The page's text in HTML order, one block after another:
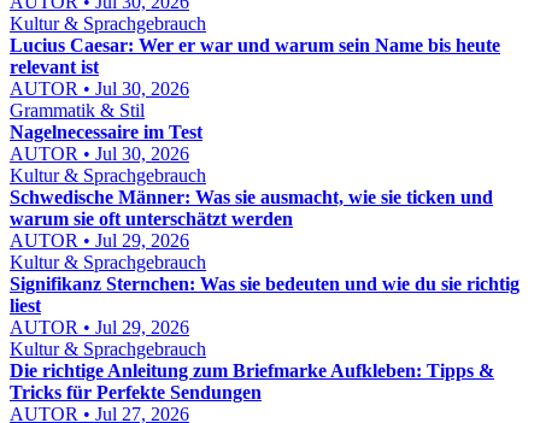
Kultur & Sprachgebrauch
Lucius Caesar: Wer er war und warum sein Name bis heute
relevant ist
AUTOR • Jul 30, 2026
Grammatik & Stil
Nagelnecessaire im Test
AUTOR • Jul 30, 2026
Kultur & Sprachgebrauch
Schwedische Männer: Was sie ausmacht, wie sie ticken und
warum sie oft unterschätzt werden
AUTOR • Jul 29, 2026
Kultur & Sprachgebrauch
Signifikanz Sternchen: Was sie bedeuten und wie du sie richtig
liest
AUTOR • Jul 29, 2026
Kultur & Sprachgebrauch
Die richtige Anleitung zum Briefmarke Aufkleben: Tipps &
Tricks für Perfekte Sendungen
AUTOR • Jul 27, 2026